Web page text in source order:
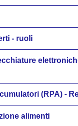
- ruoli
(RPA) -
alimenti